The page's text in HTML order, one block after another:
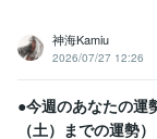
神海Kamiu
2026/07/27 12:26
●今週のあなたの運
（土）までの運勢）